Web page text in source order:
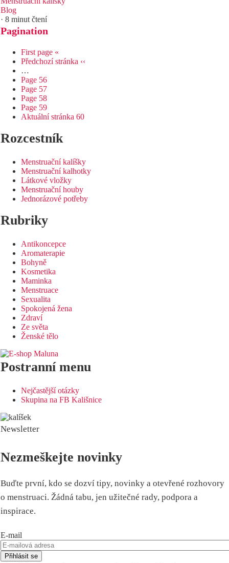
Blog
· 8 minut čtení
Pagination
First page «
Předchozí stránka ‹‹
…
Page 56
Page 57
Page 58
Page 59
Aktuální stránka 60
Rozcestník
Menstruační kalíšky
Menstruační kalhotky
Látkové vložky
Menstruační houby
Jednorázové potřeby
Rubriky
Antikoncepce
Aromaterapie
Bohyně
Kosmetika
Maminka
Menstruace
Sexualita
Spokojená žena
Zdraví
Ze světa
Ženské tělo
Postranní menu
Nejčastější otázky
Skupina na FB Kališnice
Newsletter
Nezmeškejte novinky
Buďte první, kdo se dozví tipy, novinky a otevřené rozhovory
o menstruaci. Žádná tabu, jen užitečné rady, podpora a
inspirace.
E-mail